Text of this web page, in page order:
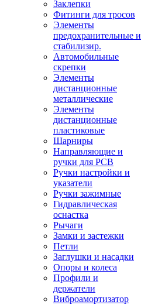
Заклепки
Фитинги для тросов
Элементы
предохранительные и
стабилизир.
Автомобильные
скрепки
Элементы
дистанционные
металлические
Элементы
дистанционные
пластиковые
Шарниры
Направляющие и
ручки для PCB
Ручки настройки и
указатели
Ручки зажимные
Гидравлическая
оснастка
Рычаги
Замки и застежки
Петли
Заглушки и насадки
Опоры и колеса
Профили и
держатели
Виброамортизатор